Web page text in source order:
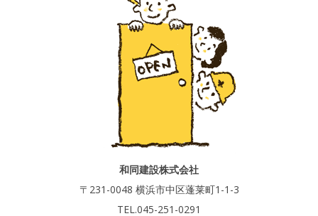
和同建設株式会社
〒231-0048 横浜市中区蓬莱町1-1-3
TEL.045-251-0291